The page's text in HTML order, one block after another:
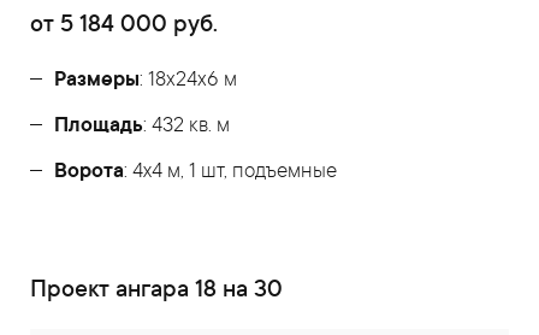
от 5 184 000 руб.
Размеры: 18x24x6 м
Площадь: 432 кв. м
Ворота: 4х4 м, 1 шт, подъемные
Проект ангара 18 на 30